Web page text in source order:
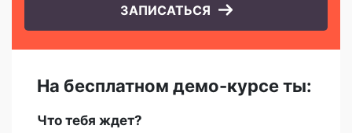
ЗАПИСАТЬСЯ
На бесплатном демо-курсе ты:
Что тебя ждет?